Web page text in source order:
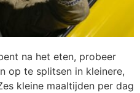
na het eten, probeer
op te splitsen in kleinere,
kleine maaltijden per dag